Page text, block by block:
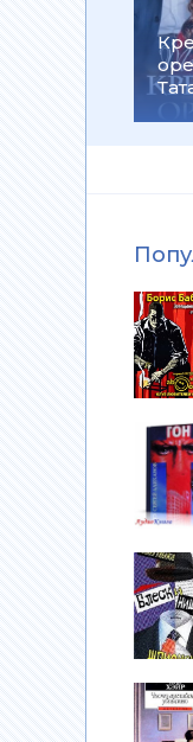
и нищета
убийство